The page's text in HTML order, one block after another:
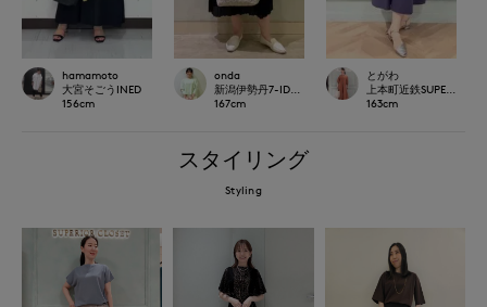
hamamoto
大宮そごうINED
156cm
onda
新潟伊勢丹7-IDconcept.
167cm
とがわ
上本町近鉄
163cm
スタイリング
Styling